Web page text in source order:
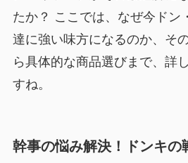
たか？ ここでは、なぜ今ドン
達に強い味方になるのか、そ
ら具体的な商品選びまで、詳
すね。
幹事の悩み解決！ドンキの